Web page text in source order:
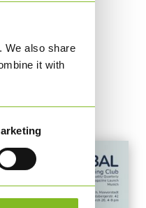
We also share
it with